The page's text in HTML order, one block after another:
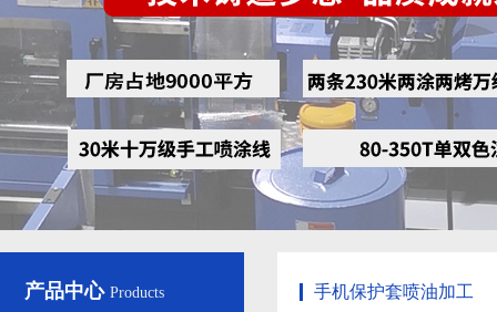
产品中心 Products 手机保护套喷油加工